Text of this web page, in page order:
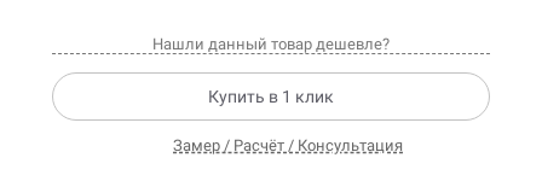
Нашли данный товар дешевле?
Купить в 1 клик
Замер / Расчёт / Консультация